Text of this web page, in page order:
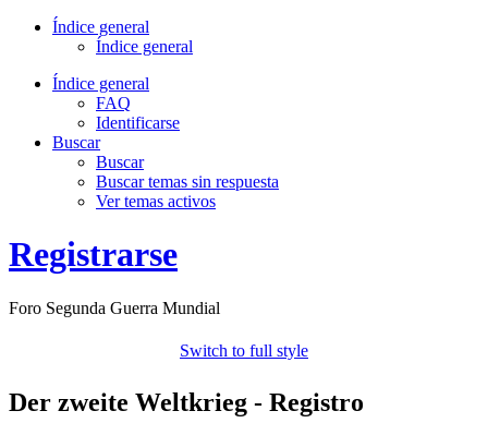
Índice general
Índice general
Índice general
FAQ
Identificarse
Buscar
Buscar
Buscar temas sin respuesta
Ver temas activos
Registrarse
Foro Segunda Guerra Mundial
Switch to full style
Der zweite Weltkrieg - Registro